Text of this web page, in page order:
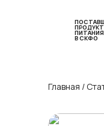
ПИТАНИЯ
В СКФО
Главная /